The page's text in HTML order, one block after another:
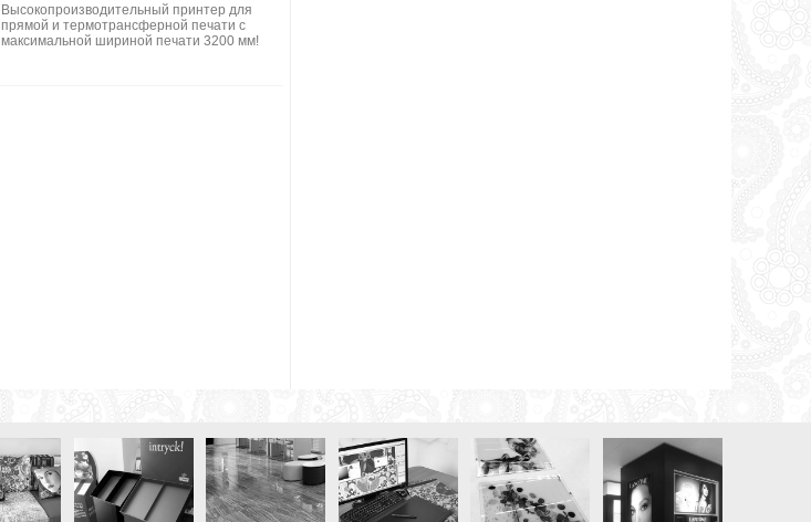
Высокопроизводительный принтер для
прямой и термотрансферной печати с
максимальной шириной печати 3200 мм!